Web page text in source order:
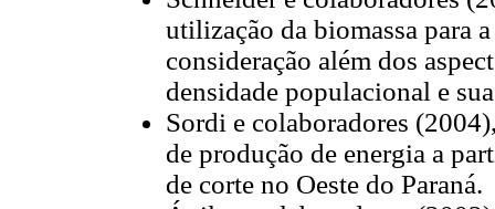
utilização da biomassa para
consideração além dos
densidade populacional e
Sordi e colaboradores
de produção de energia a
de corte no Oeste do Paraná.